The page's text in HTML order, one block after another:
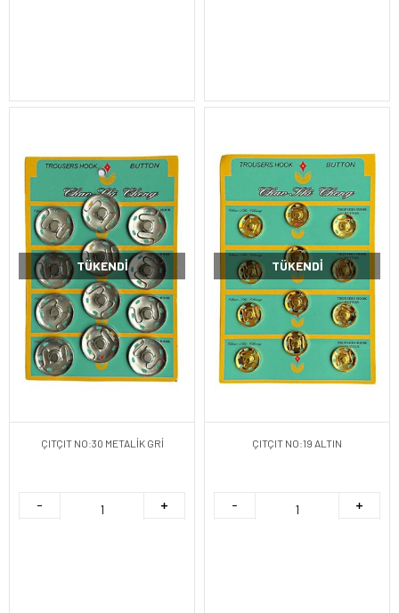
TÜKENDI
ÇITÇIT NO:30 METALİK GRİ
TÜKENDI
ÇITÇIT NO:19 ALTIN